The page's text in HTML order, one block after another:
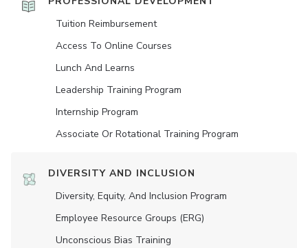
Tuition Reimbursement
Access To Online Courses
Lunch And Learns
Leadership Training Program
Internship Program
Associate Or Rotational Training Program
DIVERSITY AND INCLUSION
Diversity, Equity, And Inclusion Program
Employee Resource Groups (ERG)
Unconscious Bias Training